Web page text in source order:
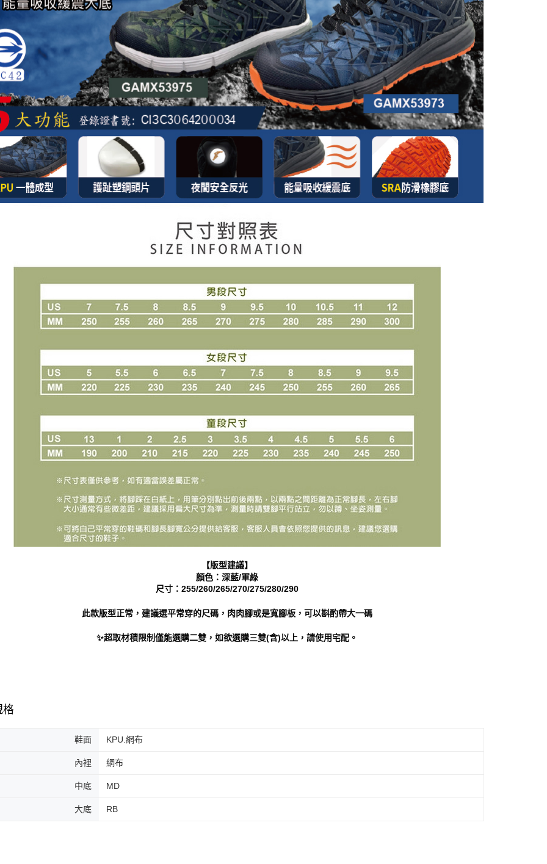
【版型建議】
顏色：深藍/軍綠
尺寸：255/260/265/270/275/280/290
此款版型正常，建議選平常穿的尺碼，肉肉腳或是寬腳板，可以斟酌帶大一碼
✨超取材積限制僅能選購二雙，如欲選購三雙(含)以上，請使用宅配。
格
鞋面 KPU.網布
內裡 網布
中底 MD
大底 RB